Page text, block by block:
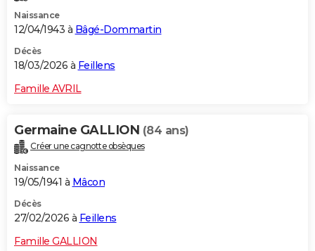
Naissance
12/04/1943 à Bâgé-Dommartin
Décès
18/03/2026 à Feillens
Famille AVRIL
Germaine GALLION (84 ans)
Créer une cagnotte obsèques
Naissance
19/05/1941 à Mâcon
Décès
27/02/2026 à Feillens
Famille GALLION